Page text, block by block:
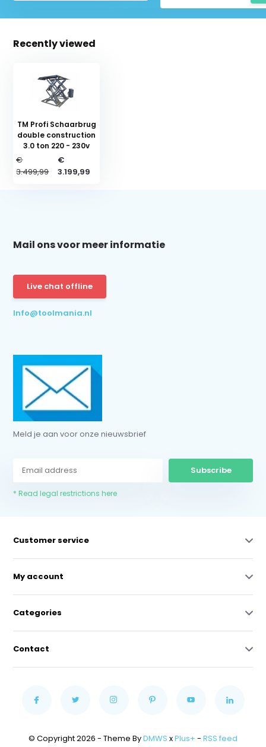
Recently viewed
TM Profi Schaarbrug
double construction
3.0 ton 220 - 230v
€
3.499,99
€
3.199,99
Mail ons voor meer informatie
Live chat offline
Info@toolmania.nl
Meld je aan voor onze nieuwsbrief
Subscribe
* Read legal restrictions here
Customer service
My account
Categories
Contact
© Copyright 2026 - Theme ByDMWS xPlus+ - RSS feed